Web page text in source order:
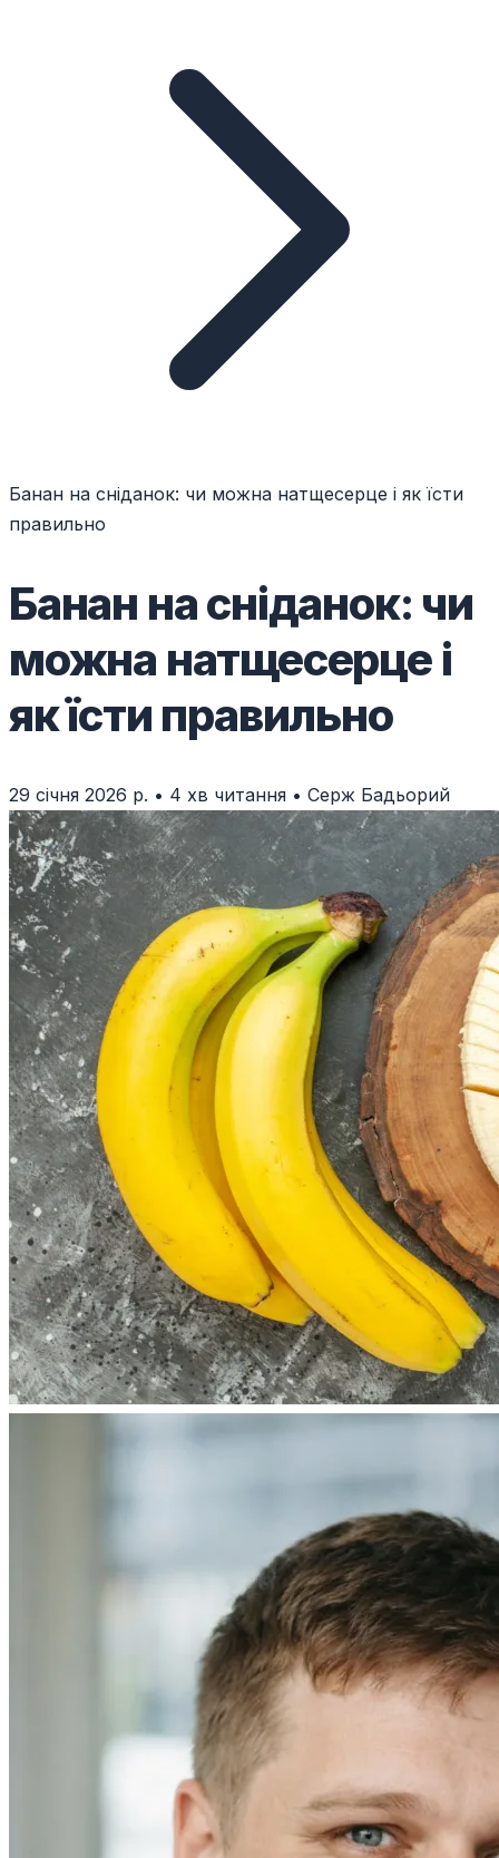
Банан на сніданок: чи можна натщесерце і як їсти
правильно
Банан на сніданок: чи
можна натщесерце і
як їсти правильно
29 січня 2026 р. • 4 хв читання • Серж Бадьорий